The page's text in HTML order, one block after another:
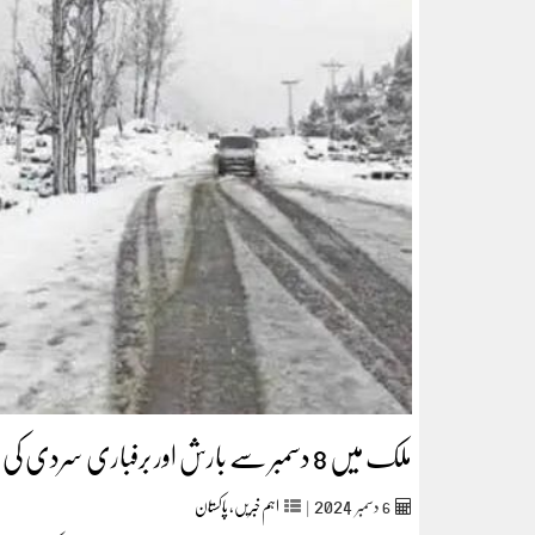
ملک میں 8 دسمبر سے بارش اور برفباری سردی کی شدت میں اضافہ
6دسمبر‬‮2024
| اہم خبریں,پاکستان